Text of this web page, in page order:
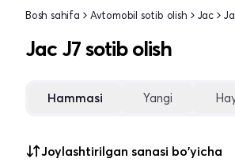
Bosh sahifa Avtomobil sotib olish Jac
Jac J7 sotib olish
Hammasi Yangi
Joylashtirilgan sanasi bo'yicha